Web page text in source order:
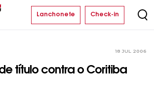
Lanchonete Check-in
18 JUL 2006
título contra o Coritiba